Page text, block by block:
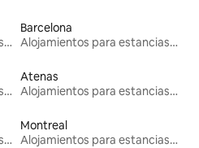
Alojamientos para estancias largas
Barcelona
Alojamientos para estancias largas
Alojamientos para estancias largas
Atenas
Alojamientos para estancias largas
Alojamientos para estancias largas
Montreal
Alojamientos para estancias largas